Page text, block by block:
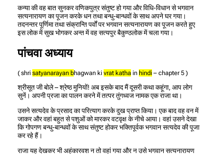
कन्या की वह बात सुनकर वणिकपुत्र संतुष्ट हो गया और विधि-विधान से भगवान
सत्यनारायण का पूजन करके धन तथा बन्धु-बान्धवों के साथ अपने घर गया।
तदनन्तर पूर्णिमा तथा संक्रान्ति पर्वों पर भगवान सत्यनारायण का पूजन करते हुए
इस लोक में सुख भोगकर अन्त में वह सत्यपुर बैकुण्ठलोक में चला गया।
पांचवा अध्याय
( shri satyanarayan bhagwan ki vrat katha in hindi – chapter 5 )
श्रीसूत जी बोले – श्रेष्ठ मुनियों! अब इसके बाद मैं दूसरी कथा कहूंगा, आप लोग
सुनें। अपनी प्रजा का पालन करने में तत्पर तुंगध्वज नामक एक राजा था।
उसने सत्यदेव के प्रसाद का परित्याग करके दुख प्राप्त किया। एक बाद वह वन में
जाकर और वहां बहुत से पशुओं को मारकर वटवृक्ष के नीचे आया। वहां उसने देखा
कि गोपगण बन्धु-बान्धवों के साथ संतुष्ट होकर भक्तिपूर्वक भगवान सत्यदेव की पूजा
कर रहे हैं।
राजा यह देखकर भी अहंकारवश न तो वहां गया और न उसे भगवान सत्यनारायण